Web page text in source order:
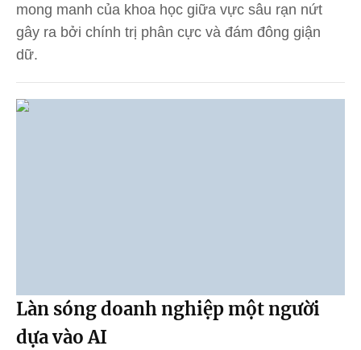
mong manh của khoa học giữa vực sâu rạn nứt
gây ra bởi chính trị phân cực và đám đông giận
dữ.
Làn sóng doanh nghiệp một người
dựa vào AI